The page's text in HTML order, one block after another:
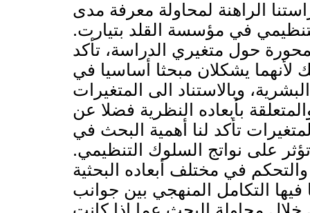
الراهنة لمحاولة معرفة مدى
في مؤسسة القلد بتيارت.
حول متغيري الدراسة، تأكد
لأنهما يشكلان مبحثا أساسيا في
وبالاستناد الى المتغيرات
بأبعاده النظرية فضلا عن
تأكد لنا أهمية البحث في
على نواتج السلوك التنظيمي.
في مختلف أبعاده البحثية
التكامل المنهجي بين جوانب